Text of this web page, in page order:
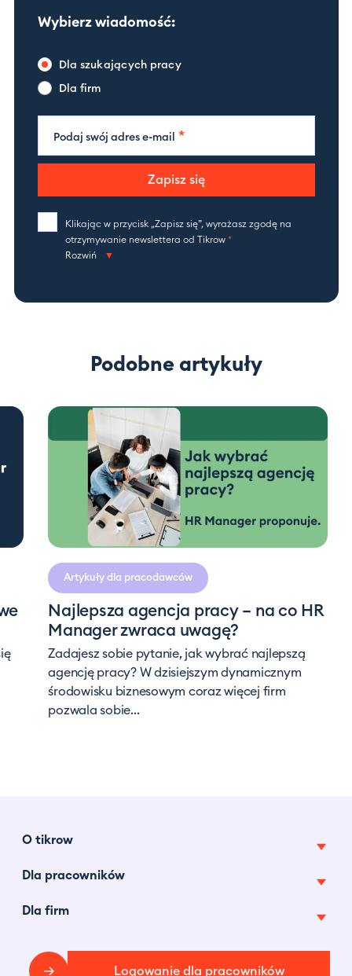
Wybierz wiadomość:
Dla szukających pracy
Dla firm
Podaj swój adres e-mail *
Zapisz się
Klikając w przycisk „Zapisz się”, wyrażasz zgodę na
otrzymywanie newslettera od Tikrow *
Rozwiń
Podobne artykuły
Artykuły dla pracodawców
Najlepsza agencja pracy – na co HR
Manager zwraca uwagę?
Zadajesz sobie pytanie, jak wybrać najlepszą
agencję pracy? W dzisiejszym dynamicznym
środowisku biznesowym coraz więcej firm
pozwala sobie...
O tikrow
O nas
Centrum prasowe
Dla pracowników
Oferty pracy tymczasowej
Blog
Dla firm
Faq Logowanie dla pracowników